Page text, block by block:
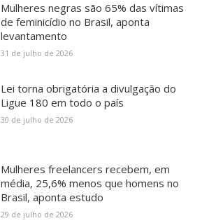
Mulheres negras são 65% das vítimas
de feminicídio no Brasil, aponta
levantamento
31 de julho de 2026
Lei torna obrigatória a divulgação do
Ligue 180 em todo o país
30 de julho de 2026
Mulheres freelancers recebem, em
média, 25,6% menos que homens no
Brasil, aponta estudo
29 de julho de 2026